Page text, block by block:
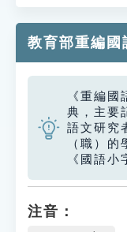
教育部重編國
《重編
典，主要
語文研究
（職）
《國語
注音：